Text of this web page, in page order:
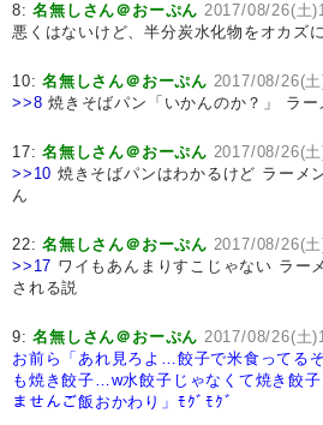
8:名無しさん＠おーぷん 2017/08/26(土
悪くはないけど、半分炭水化物をオカズ
10:名無しさん＠おーぷん 2017/08/26(
>>8 焼きそばパン「いかんのか？」 ラー
17:名無しさん＠おーぷん 2017/08/26(
>>10 焼きそばパンはわかるけど ラーメ
ん
22:名無しさん＠おーぷん 2017/08/26(
>>17 ワイもあんまりすこじゃない ラー
される説
9:名無しさん＠おーぷん 2017/08/26(土
お前ら「あれ見ろよ…餃子で米食ってる
も焼き餃子…w水餃子じゃなくて焼き餃
ませんご飯おかわり」ﾓｸﾞﾓｸﾞ